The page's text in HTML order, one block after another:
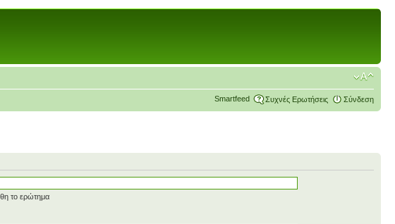
Smartfeed Συχνές Ερωτήσεις Σύνδεση
το ερώτημα